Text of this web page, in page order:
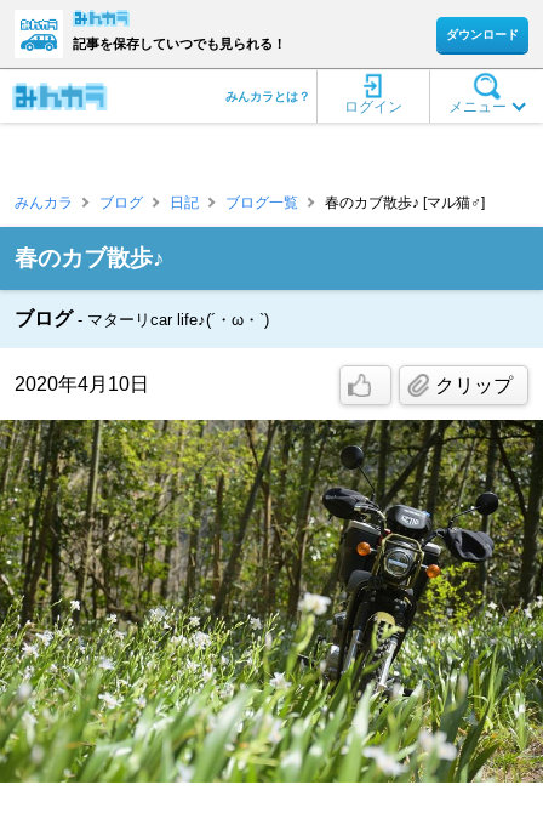
記事を保存していつでも見られる！
ダウンロード
メニュー
ログイン
みんカラとは？
みんカラ ブログ 日記 ブログ一覧 春のカブ散歩♪ [マル猫♂]
春のカブ散歩♪
ブログ マターリcar life♪(´・ω・`)
2020年4月10日 クリップ